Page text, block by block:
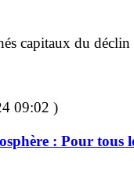
09:02 )
: Pour tous